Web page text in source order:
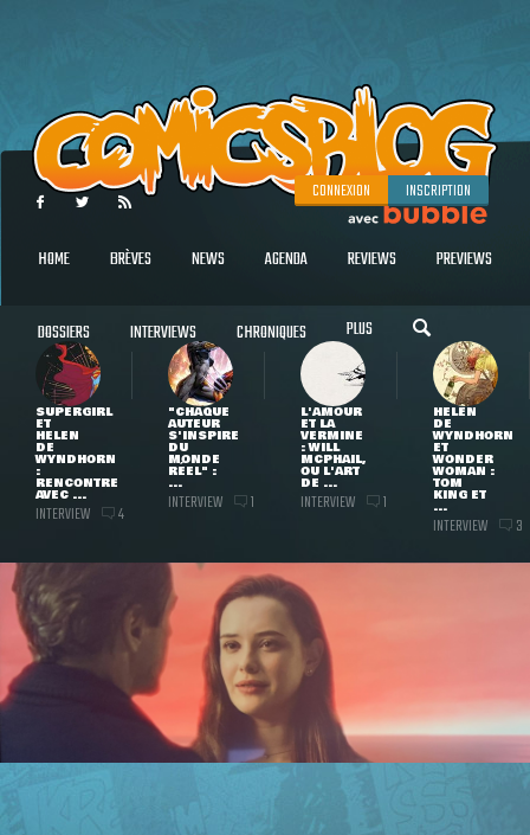
CONNEXION INSCRIPTION
HOME BRÈVES NEWS AGENDA REVIEWS PREVIEWS
DOSSIERS INTERVIEWS CHRONIQUES PLUS
SUPERGIRL
ET
HELEN
DE
WYNDHORN
:
RENCONTRE
AVEC ...
INTERVIEW 4
"CHAQUE
AUTEUR
S'INSPIRE
DU
MONDE
RÉEL" :
...
INTERVIEW 1
L'AMOUR
ET LA
VERMINE
: WILL
MCPHAIL,
OU L'ART
DE ...
INTERVIEW 1
HELEN
DE
WYNDHORN
ET
WONDER
WOMAN :
TOM
KING ET
...
INTERVIEW 3